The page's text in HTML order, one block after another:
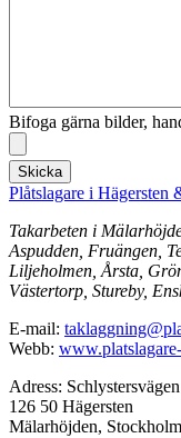
Bifoga gärna bilder,
Skicka
Plåtslagare i
Takarbeten i
Aspudden, Fruängen,
Liljeholmen, Årsta,
Västertorp, Stureby,
E-mail:
Webb:
Adress: Schlystersvägen
126 50 Hägersten
Mälarhöjden,